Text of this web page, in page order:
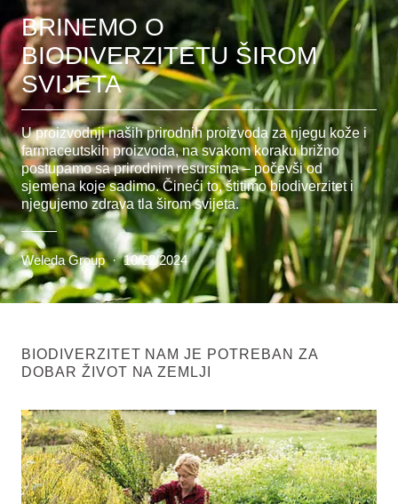
BRINEMO O
BIODIVERZITETU ŠIROM
SVIJETA
U proizvodnji naših prirodnih proizvoda za njegu kože i
farmaceutskih proizvoda, na svakom koraku brižno
postupamo sa prirodnim resursima – počevši od
sjemena koje sadimo. Čineći to, štitimo biodiverzitet i
njegujemo zdrava tla širom svijeta.
Weleda Group · 10/22/2024
BIODIVERZITET NAM JE POTREBAN ZA
DOBAR ŽIVOT NA ZEMLJI